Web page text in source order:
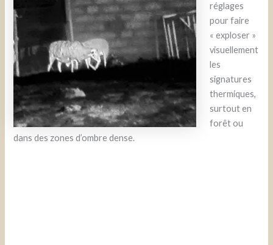
réglages
pour faire
« exploser »
visuellement
les
signatures
thermiques,
surtout en
forêt ou
dans des zones d’ombre dense.